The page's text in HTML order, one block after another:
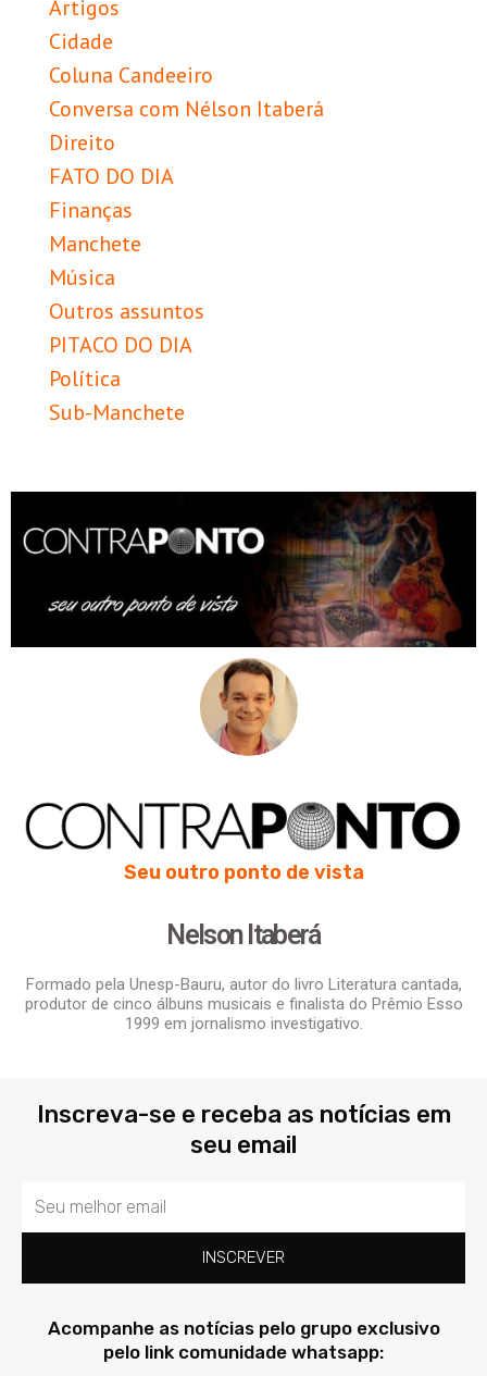
Artigos
Cidade
Coluna Candeeiro
Conversa com Nélson Itaberá
Direito
FATO DO DIA
Finanças
Manchete
Música
Outros assuntos
PITACO DO DIA
Política
Sub-Manchete
Seu outro ponto de vista
Nelson Itaberá
Formado pela Unesp-Bauru, autor do livro Literatura cantada,
produtor de cinco álbuns musicais e finalista do Prêmio Esso
1999 em jornalismo investigativo.
Inscreva-se e receba as notícias em
seu email
Email
INSCREVER
Acompanhe as notícias pelo grupo exclusivo
pelo link comunidade whatsapp: